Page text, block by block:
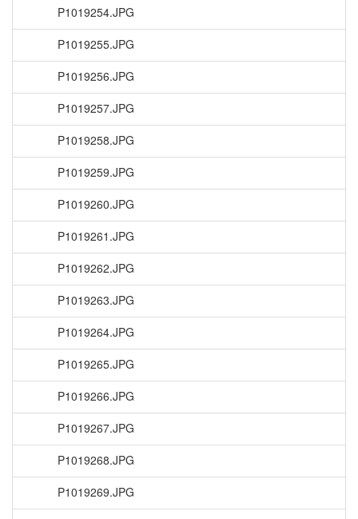
P1019254.JPG
P1019255.JPG
P1019256.JPG
P1019257.JPG
P1019258.JPG
P1019259.JPG
P1019260.JPG
P1019261.JPG
P1019262.JPG
P1019263.JPG
P1019264.JPG
P1019265.JPG
P1019266.JPG
P1019267.JPG
P1019268.JPG
P1019269.JPG